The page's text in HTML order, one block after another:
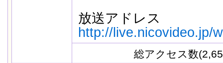
放送アドレス
http://live.nicovideo.jp/
総アクセス数